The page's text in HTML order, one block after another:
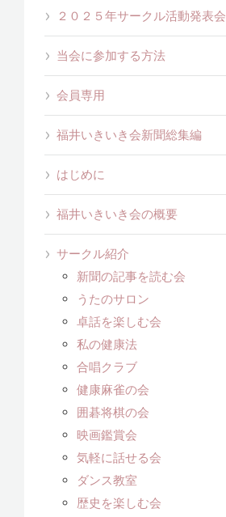
２０２５年サークル活動発表会
当会に参加する方法
会員専用
福井いきいき会新聞総集編
はじめに
福井いきいき会の概要
サークル紹介
新聞の記事を読む会
うたのサロン
卓話を楽しむ会
私の健康法
合唱クラブ
健康麻雀の会
囲碁将棋の会
映画鑑賞会
気軽に話せる会
ダンス教室
歴史を楽しむ会